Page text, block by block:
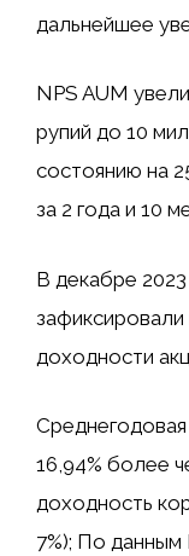
дальнейшее
NPS AUM
рупий до 10
состоянию на
за 2 года и 10
В декабре
доходности
16,94% более
доходность
7%); По данным